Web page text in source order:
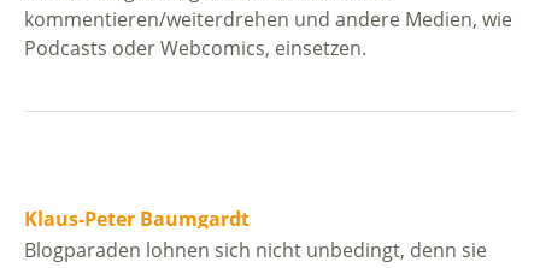
kommentieren/weiterdrehen und andere Medien, wie
Podcasts oder Webcomics, einsetzen.
Klaus-Peter Baumgardt
Blogparaden lohnen sich nicht unbedingt, denn sie